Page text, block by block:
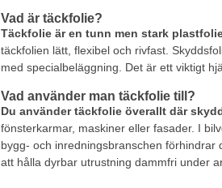
Vad är täckfolie?
Täckfolie är en tunn men stark
täckfolien lätt, flexibel och rivfast.
med specialbeläggning. Det är ett viktigt
Vad använder man täckfolie till?
Du använder täckfolie överallt där
fönsterkarmar, maskiner eller fasader. I
bygg- och inredningsbranschen
att hålla dyrbar utrustning dammfri under